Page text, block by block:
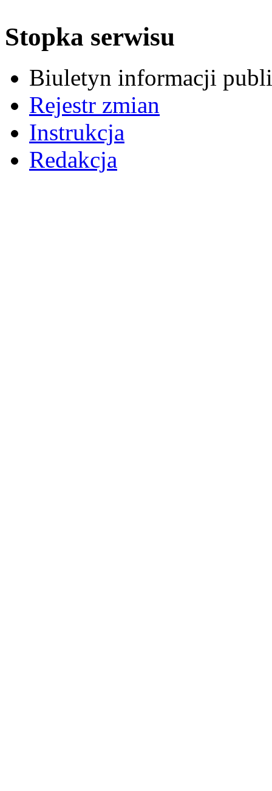
Stopka serwisu
Biuletyn informacji
Rejestr zmian
Instrukcja
Redakcja